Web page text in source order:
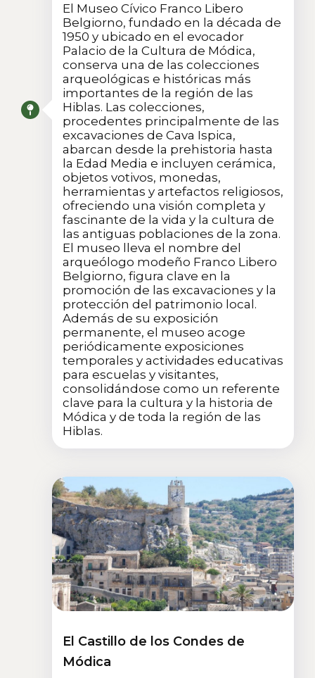
El Museo Cívico Franco Libero
Belgiorno, fundado en la década de
1950 y ubicado en el evocador
Palacio de la Cultura de Módica,
conserva una de las colecciones
arqueológicas e históricas más
importantes de la región de las
Hiblas. Las colecciones,
procedentes principalmente de las
excavaciones de Cava Ispica,
abarcan desde la prehistoria hasta
la Edad Media e incluyen cerámica,
objetos votivos, monedas,
herramientas y artefactos religiosos,
ofreciendo una visión completa y
fascinante de la vida y la cultura de
las antiguas poblaciones de la zona.
El museo lleva el nombre del
arqueólogo modeño Franco Libero
Belgiorno, figura clave en la
promoción de las excavaciones y la
protección del patrimonio local.
Además de su exposición
permanente, el museo acoge
periódicamente exposiciones
temporales y actividades educativas
para escuelas y visitantes,
consolidándose como un referente
clave para la cultura y la historia de
Módica y de toda la región de las
Hiblas.
El Castillo de los Condes de
Módica